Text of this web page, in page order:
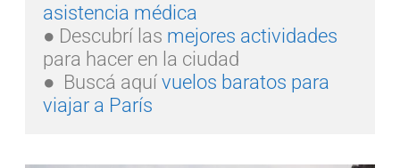
asistencia médica
● Descubrí las mejores actividades
para hacer en la ciudad
●  Buscá aquí vuelos baratos para
viajar a París